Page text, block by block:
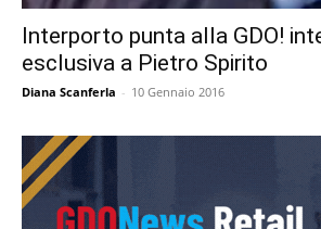
Interporto punta alla GDO!
esclusiva a Pietro Spirito
Diana Scanferla - 10 Gennaio 2016